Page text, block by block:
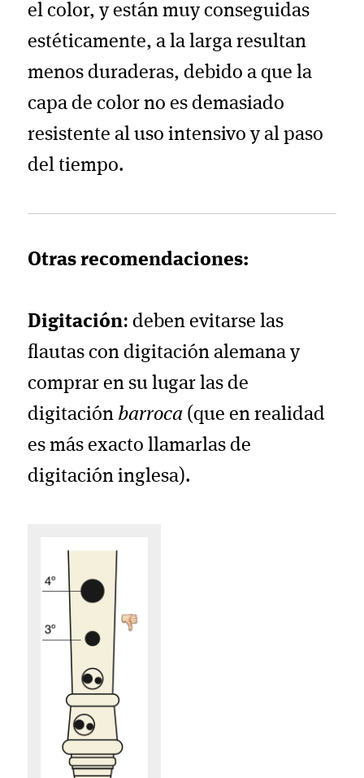
el color, y están muy conseguidas
estéticamente, a la larga resultan
menos duraderas, debido a que la
capa de color no es demasiado
resistente al uso intensivo y al paso
del tiempo.
Otras recomendaciones:
Digitación: deben evitarse las
flautas con digitación alemana y
comprar en su lugar las de
digitación barroca (que en realidad
es más exacto llamarlas de
digitación inglesa).